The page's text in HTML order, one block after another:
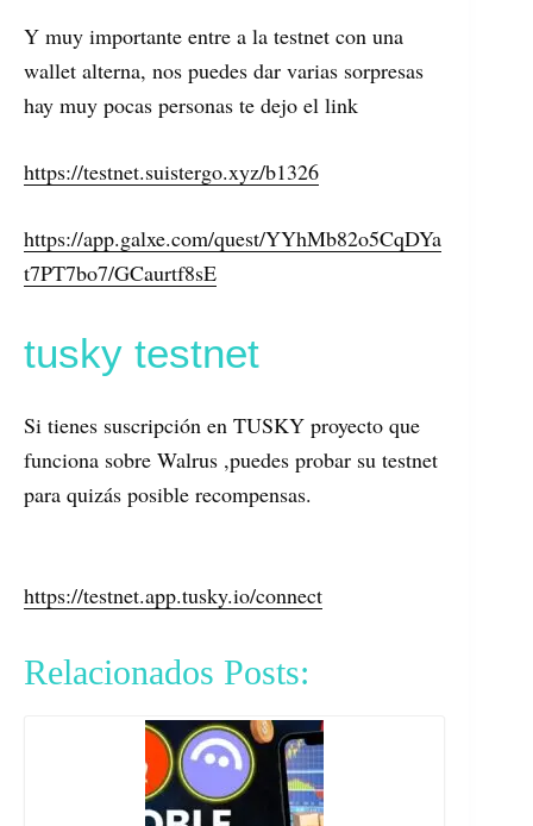
Y muy importante entre a la testnet con una
wallet alterna, nos puedes dar varias sorpresas
hay muy pocas personas te dejo el link
https://testnet.suistergo.xyz/b1326
https://app.galxe.com/quest/YYhMb82o5CqDYa
t7PT7bo7/GCaurtf8sE
tusky testnet
Si tienes suscripción en TUSKY proyecto que
funciona sobre Walrus ,puedes probar su testnet
para quizás posible recompensas.
https://testnet.app.tusky.io/connect
Relacionados Posts: